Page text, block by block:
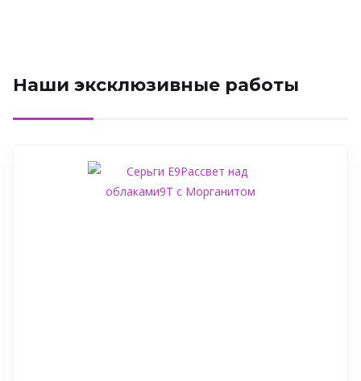
Наши эксклюзивные работы